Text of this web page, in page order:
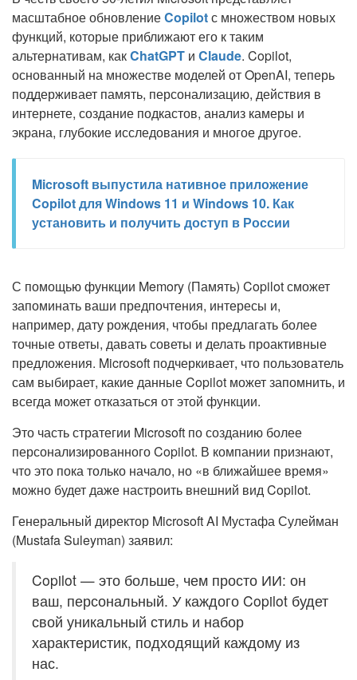
масштабное обновлениеCopilotс множеством новых
функций, которые приближают его к таким
альтернативам, какChatGPT и Claude. Copilot,
основанный на множестве моделей от OpenAI, теперь
поддерживает память, персонализацию, действия в
интернете, создание подкастов, анализ камеры и
экрана, глубокие исследования и многое другое.
Microsoft выпустила нативное приложение
Copilot для Windows 11 и Windows 10. Как
установить и получить доступ в России
С помощью функции Memory (Память) Copilot сможет
запоминать ваши предпочтения, интересы и,
например, дату рождения, чтобы предлагать более
точные ответы, давать советы и делать проактивные
предложения. Microsoft подчеркивает, что пользователь
сам выбирает, какие данные Copilot может запомнить, и
всегда может отказаться от этой функции.
Это часть стратегии Microsoft по созданию более
персонализированного Copilot. В компании признают,
что это пока только начало, но «в ближайшее время»
можно будет даже настроить внешний вид Copilot.
Генеральный директор Microsoft AI Мустафа Сулейман
(Mustafa Suleyman) заявил:
Copilot — это больше, чем просто ИИ: он
ваш, персональный. У каждого Copilot будет
свой уникальный стиль и набор
характеристик, подходящий каждому из
нас.